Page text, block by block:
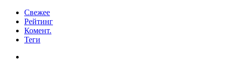
Свежее
Рейтинг
Комент.
Теги